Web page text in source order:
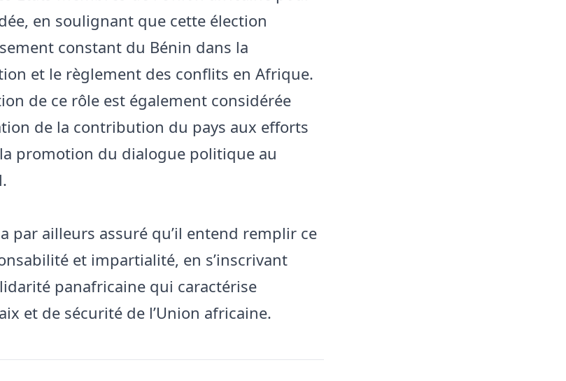
en soulignant que cette élection
constant du Bénin dans la
et le règlement des conflits en Afrique.
de ce rôle est également considérée
de la contribution du pays aux efforts
promotion du dialogue politique au
par ailleurs assuré qu’il entend remplir ce
et impartialité, en s’inscrivant
panafricaine qui caractérise
et de sécurité de l’Union africaine.